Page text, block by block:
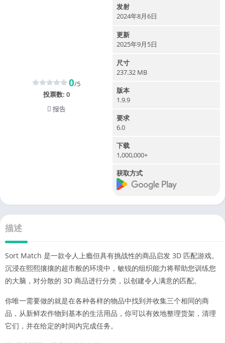
0/5
投票数: 0
报告
发射
2024年8月6日
更新
2025年9月5日
尺寸
237.32 MB
版本
1.9.9
要求
6.0
下载
1,000,000+
获取方式
描述
Sort Match 是一款令人上瘾但具有挑战性的商品启发 3D 匹配游戏。
沉浸在熙熙攘攘的超市般的环境中，敏锐的组织能力将帮助您训练您
的大脑，对分散的 3D 商品进行分类，以创建令人满意的匹配。
你唯一需要做的就是在各种各样的物品中找到并收集三个相同的商
品，从新鲜农作物到基本的生活用品，你可以有效地整理货架，清理
它们，并在给定的时间内完成任务。